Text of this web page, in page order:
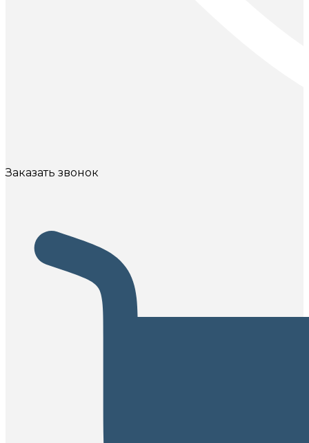
Заказать звонок